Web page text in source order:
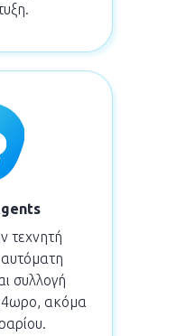
τεχνητή
συλλογή
ακόμα